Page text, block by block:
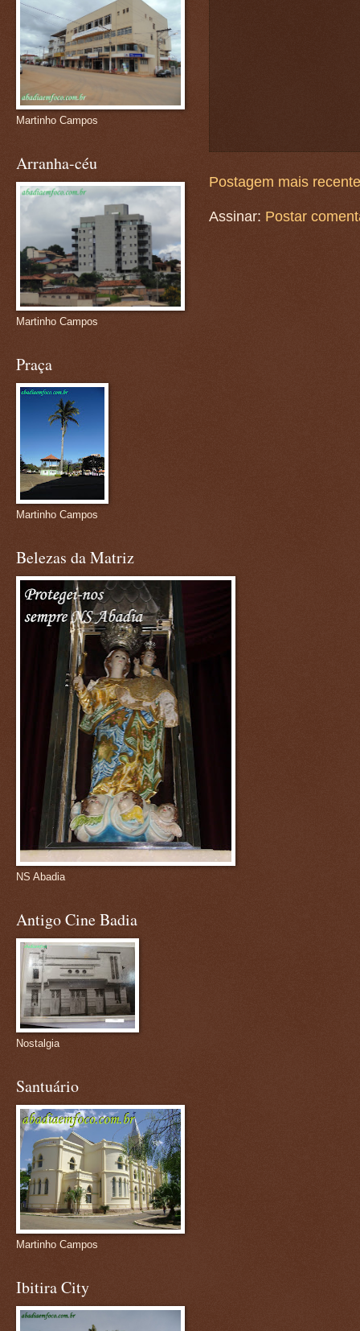
Postagem mais recente
Assinar: Postar
Martinho Campos
Arranha-céu
Martinho Campos
Praça
Martinho Campos
Belezas da Matriz
NS Abadia
Antigo Cine Badia
Nostalgia
Santuário
Martinho Campos
Ibitira City